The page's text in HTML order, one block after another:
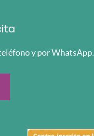
y por WhatsApp.